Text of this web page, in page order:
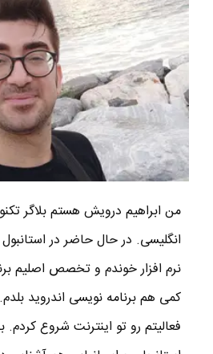
من ابراهیم درویش هستم بلاگر
انگلیسی. در حال حاضر در
نرم افزار خوندم و تخصص اصلیم
فعالیتم رو تو اینترنت شروع کردم.